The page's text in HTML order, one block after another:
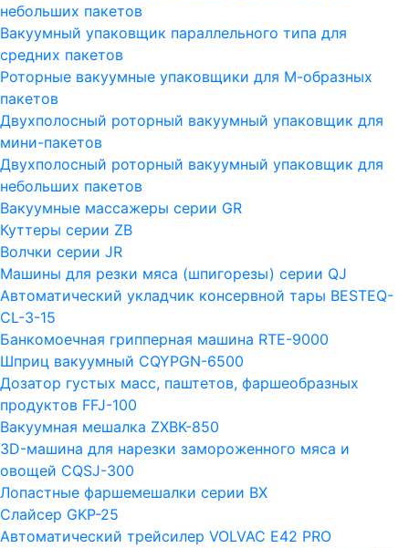
небольших пакетов
Вакуумный упаковщик параллельного типа для
средних пакетов
Роторные вакуумные упаковщики для М-образных
пакетов
Двухполосный роторный вакуумный упаковщик для
мини-пакетов
Двухполосный роторный вакуумный упаковщик для
небольших пакетов
Вакуумные массажеры серии GR
Куттеры серии ZB
Волчки серии JR
Машины для резки мяса (шпигорезы) серии QJ
Автоматический укладчик консервной тары BESTEQ-
CL-3-15
Банкомоечная грипперная машина RTE-9000
Шприц вакуумный CQYPGN-6500
Дозатор густых масс, паштетов, фаршеобразных
продуктов FFJ-100
Вакуумная мешалка ZXBK-850
3D-машина для нарезки замороженного мяса и
овощей CQSJ-300
Лопастные фаршемешалки серии ВХ
Слайсер GKP-25
Автоматический трейсилер VOLVAC E42 PRO